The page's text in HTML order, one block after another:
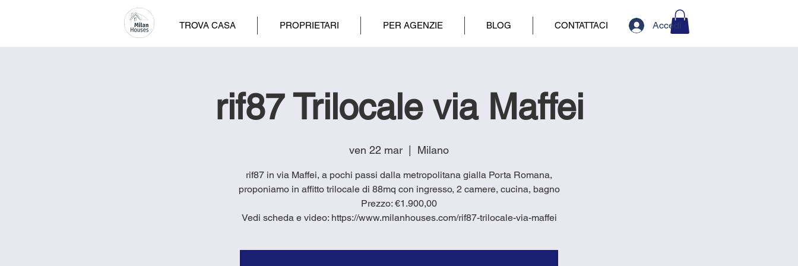
TROVA CASA PROPRIETARI PER AGENZIE BLOG CONTATTACI Accedi
rif87 Trilocale via Maffei
ven 22 mar
  |
Milano
rif87 in via Maffei, a pochi passi dalla metropolitana gialla Porta Romana,
proponiamo in affitto trilocale di 88mq con ingresso, 2 camere, cucina, bagno
Prezzo: €1.900,00
Vedi scheda e video: https://www.milanhouses.com/rif87-trilocale-via-maffei